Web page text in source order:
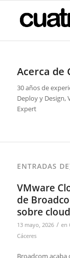
Acerca de
30 años de
Deploy y
Expert
ENTRADAS
VMware
de
sobre
13 mayo, 2026 / en
Cáceres
Broadcom acaba